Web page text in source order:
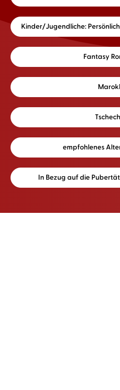
Kinder/Jugendliche:
Fantasy
empfohlenes
In Bezug auf die